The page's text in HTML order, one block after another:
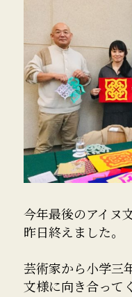
今年最後のアイヌ
昨日終えました。
芸術家から小学三
文様に向き合って